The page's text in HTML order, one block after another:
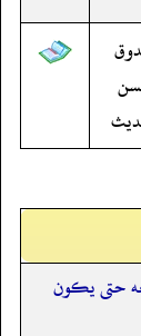
حتى يكون